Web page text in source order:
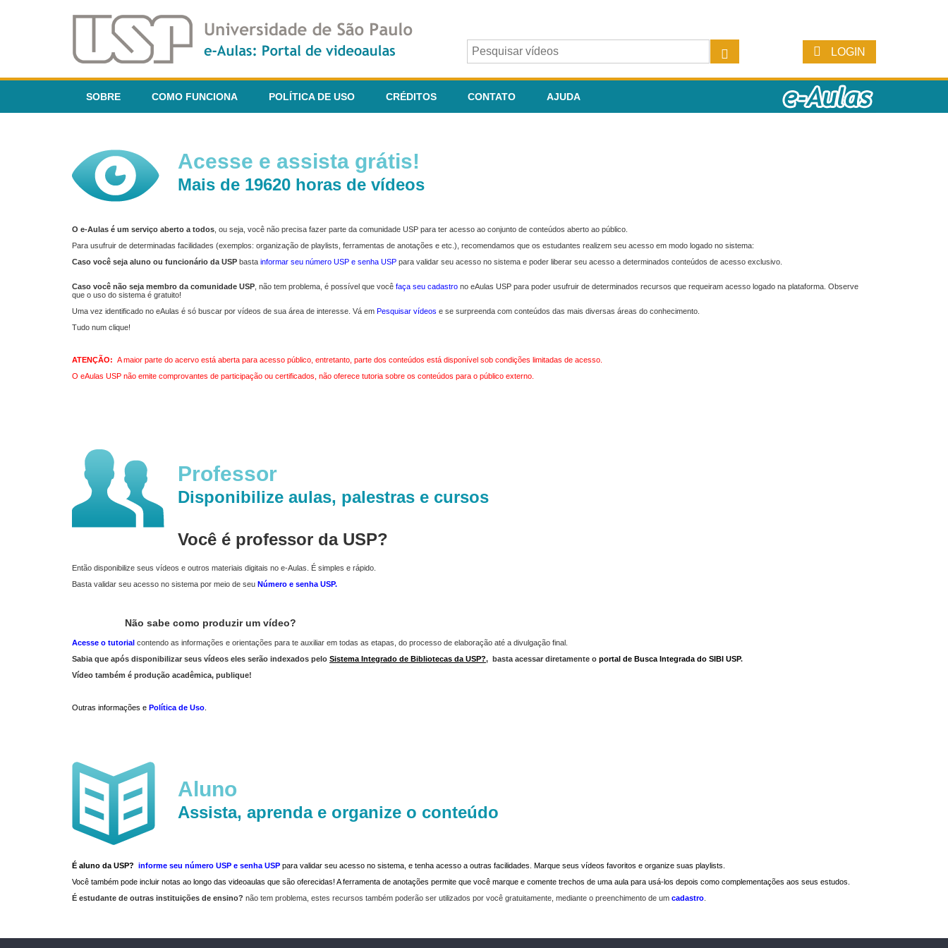
LOGIN
SOBRE COMO FUNCIONA POLÍTICA DE USO CRÉDITOS CONTATO AJUDA
Acesse e assista grátis!
Mais de 19620 horas de vídeos
O e-Aulas é um serviço aberto a todos , ou seja, você não precisa fazer parte da comunidade USP para ter acesso ao conjunto de conteúdos aberto ao público.
Para usufruir de determinadas facilidades (exemplos: organização de playlists, ferramentas de anotações e etc.), recomendamos que os estudantes realizem seu acesso em modo logado no sistema:
Caso você seja aluno ou funcionário da USP basta informar seu número USP e senha USP para validar seu acesso no sistema e poder liberar seu acesso a determinados conteúdos de acesso exclusivo.
Caso você não seja membro da comunidade USP , não tem problema, é possível que você faça seu cadastro no eAulas USP para poder usufruir de determinados recursos que requeiram acesso logado na plataforma. Observe
que o uso do sistema é gratuito!
Uma vez identificado no eAulas é só buscar por vídeos de sua área de interesse. Vá em Pesquisar vídeos e se surpreenda com conteúdos das mais diversas áreas do conhecimento.
Tudo num clique!
ATENÇÃO: A maior parte do acervo está aberta para acesso público, entretanto, parte dos conteúdos está disponível sob condições limitadas de acesso.
O eAulas USP não emite comprovantes de participação ou certificados, não oferece tutoria sobre os conteúdos para o público externo.
Professor
Disponibilize aulas, palestras e cursos
Você é professor da USP?
Então disponibilize seus vídeos e outros materiais digitais no e-Aulas. É simples e rápido.
Basta validar seu acesso no sistema por meio de seu Número e senha USP.
Não sabe como produzir um vídeo?
Acesse o tutorial contendo as informações e orientações para te auxiliar em todas as etapas, do processo de elaboração até a divulgação final.
Sabia que após disponibilizar seus vídeos eles serão indexados pelo Sistema Integrado de Bibliotecas da USP?, basta acessar diretamente o portal de Busca Integrada do SIBI USP.
Vídeo também é produção acadêmica, publique!
Outras informações e Política de Uso
Aluno
Assista, aprenda e organize o conteúdo
É aluno da USP? informe seu número USP e senha USP para validar seu acesso no sistema, e tenha acesso a outras facilidades. Marque seus vídeos favoritos e organize suas playlists.
Você também pode incluir notas ao longo das videoaulas que são oferecidas! A ferramenta de anotações permite que você marque e comente trechos de uma aula para usá-los depois como complementações aos seus estudos.
É estudante de outras instituições de ensino? não tem problema, estes recursos também poderão ser utilizados por você gratuitamente, mediante o preenchimento de um cadastro